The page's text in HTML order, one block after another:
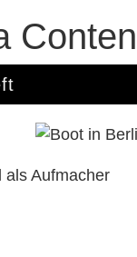
als Aufmacher